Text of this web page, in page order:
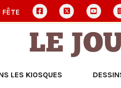
FÊTE
LE
LES KIOSQUES